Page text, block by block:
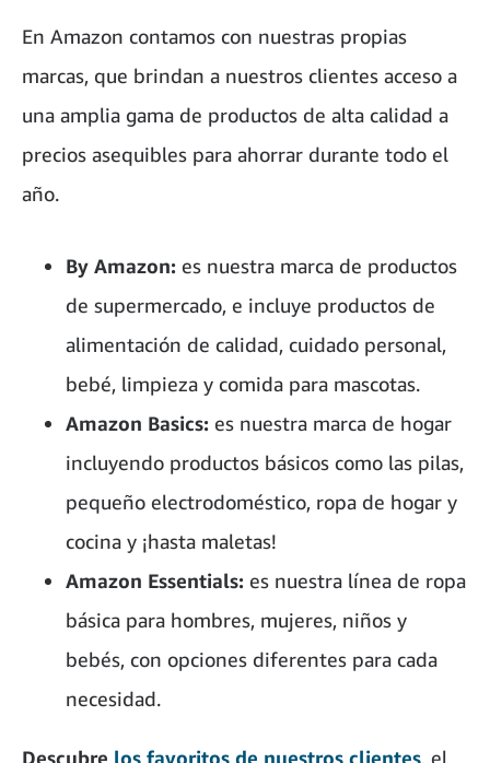
En Amazon contamos con nuestras propias
marcas, que brindan a nuestros clientes acceso a
una amplia gama de productos de alta calidad a
precios asequibles para ahorrar durante todo el
año.
By Amazon: es nuestra marca de productos
de supermercado, e incluye productos de
alimentación de calidad, cuidado personal,
bebé, limpieza y comida para mascotas.
Amazon Basics: es nuestra marca de hogar
incluyendo productos básicos como las pilas,
pequeño electrodoméstico, ropa de hogar y
cocina y ¡hasta maletas!
Amazon Essentials: es nuestra línea de ropa
básica para hombres, mujeres, niños y
bebés, con opciones diferentes para cada
necesidad.
Descubre los favoritos de nuestros clientes , el